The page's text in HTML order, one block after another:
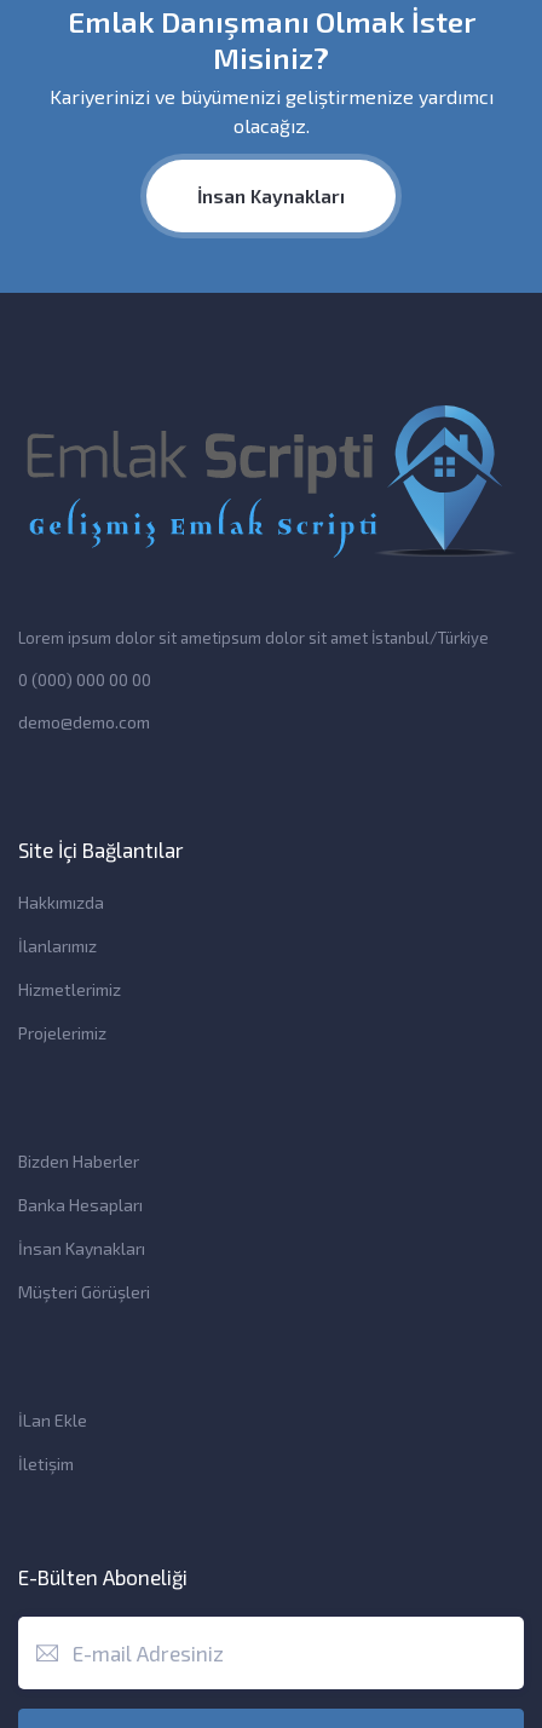
Emlak Danışmanı Olmak İster
Misiniz?
Kariyerinizi ve büyümenizi geliştirmenize yardımcı
olacağız.
İnsan Kaynakları
Lorem ipsum dolor sit ametipsum dolor sit amet İstanbul/Türkiye
0 (000) 000 00 00
demo@demo.com
Site İçi Bağlantılar
Hakkımızda
İlanlarımız
Hizmetlerimiz
Projelerimiz
Bizden Haberler
Banka Hesapları
İnsan Kaynakları
Müşteri Görüşleri
İLan Ekle
İletişim
E-Bülten Aboneliği